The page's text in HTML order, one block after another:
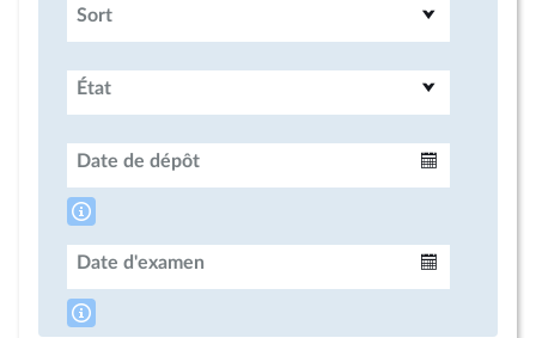
Sort
État
Date de dépôt
Date d'examen